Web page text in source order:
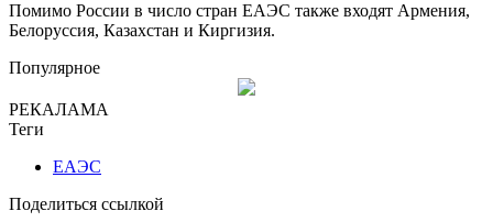
Помимо России в число стран ЕАЭС также входят Армения,
Белоруссия, Казахстан и Киргизия.
Популярное
РЕКАЛАМА
Теги
ЕАЭС
Поделиться ссылкой